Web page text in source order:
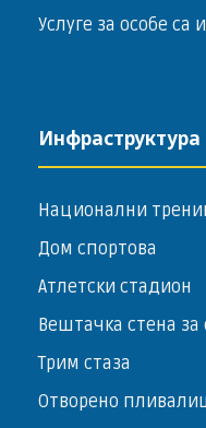
Услуге за особе са
Национални
Дом спортова
Атлетски стадион
Вештачка стена
Трим стаза
Отворено